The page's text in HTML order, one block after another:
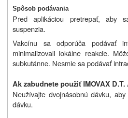
Spôsob podávania
Pred aplikáciou pretrepať, aby
suspenzia.
Vakcínu sa odporúča podávať
minimalizovali lokálne reakcie.
subkutánne. Nesmie sa podávať
Ak zabudnete použiť IMOVAX D.T.
Neužívajte dvojnásobnú dávku,
dávku.